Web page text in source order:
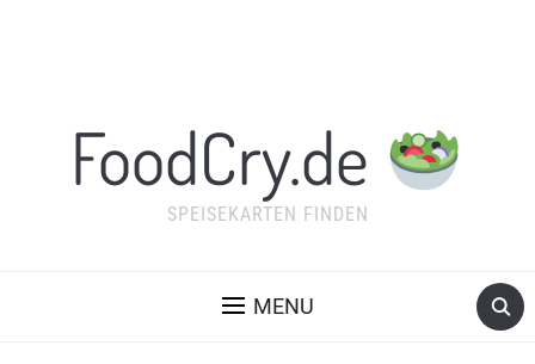
FoodCry.de
SPEISEKARTEN FINDEN
MENU